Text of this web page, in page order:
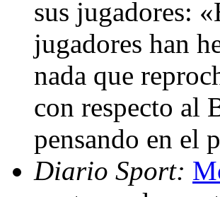
sus jugadores:
jugadores han
nada que
con respecto al
pensando en
Diario Sport: